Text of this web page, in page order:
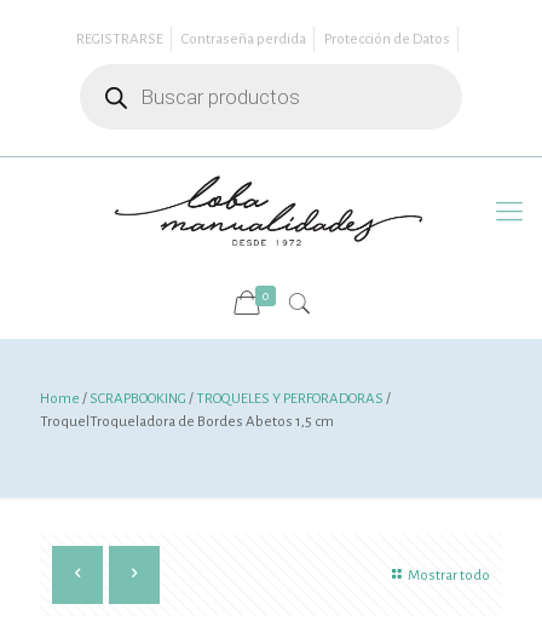
REGISTRARSE Contraseña perdida
Protección de Datos
productos
0
Home / SCRAPBOOKING /TROQUELES Y PERFORADORAS /
TroquelTroqueladora de Bordes Abetos 1,5 cm
Mostrar todo